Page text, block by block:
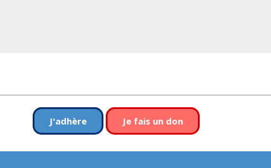
J'adhère Je fais un don